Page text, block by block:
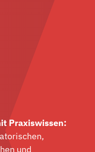
Praxiswissen:
und